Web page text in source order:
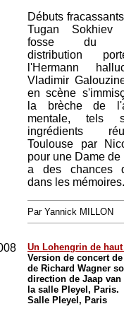
Débuts
Tugan
fosse du
distribution
l'Hermann
Vladimir
en scène
la brèche de
mentale, tels
ingrédients
Toulouse par
pour une Dame de
a des chances
dans les mémoires.
Par Yannick MILLON
Un Lohengrin de haut
Version de concert
de Richard Wagner
direction de Jaap van
la salle Pleyel, Paris.
Salle Pleyel, Paris